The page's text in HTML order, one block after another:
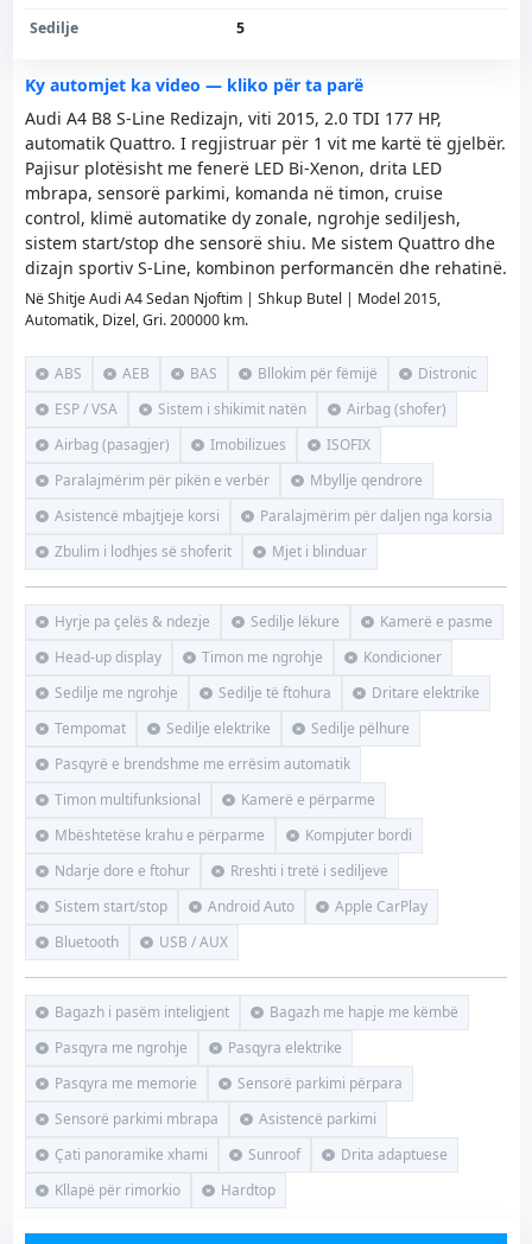
Ky automjet ka video — kliko për ta parë
Audi A4 B8 S-Line Redizajn, viti 2015, 2.0 TDI 177 HP,
automatik Quattro. I regjistruar për 1 vit me kartë të gjelbër.
Pajisur plotësisht me fenerë LED Bi-Xenon, drita LED
mbrapa, sensorë parkimi, komanda në timon, cruise
control, klimë automatike dy zonale, ngrohje sediljesh,
sistem start/stop dhe sensorë shiu. Me sistem Quattro dhe
dizajn sportiv S-Line, kombinon performancën dhe rehatinë.
Në Shitje Audi A4 Sedan Njoftim | Shkup Butel | Model 2015,
Automatik, Dizel, Gri. 200000 km.
ABS AEB BAS Bllokim për fëmijë
Distronic
ESP / VSA
Sistem i shikimit natën
Airbag (shofer)
Airbag (pasagjer)
Imobilizues
ISOFIX
Paralajmërim për pikën e verbër
Mbyllje qendrore
Asistencë mbajtjeje korsi
Paralajmërim për daljen nga korsia
Zbulim i lodhjes së shoferit
Mjet i blinduar
Hyrje pa çelës & ndezje Sedilje lëkure
Kamerë e pasme
Head-up display
Timon me ngrohje
Kondicioner
Sedilje me ngrohje
Sedilje të ftohura
Dritare elektrike
Tempomat
Sedilje elektrike
Sedilje pëlhure
Pasqyrë e brendshme me errësim automatik
Timon multifunksional
Kamerë e përparme
Mbështetëse krahu e përparme
Kompjuter bordi
Ndarje dore e ftohur
Rreshti i tretë i sediljeve
Sistem start/stop
Android Auto
Apple CarPlay
Bluetooth
USB / AUX
Bagazh i pasëm inteligjent
Bagazh me hapje me këmbë
Pasqyra me ngrohje
Pasqyra elektrike
Pasqyra me memorie
Sensorë parkimi përpara
Sensorë parkimi mbrapa
Asistencë parkimi
Çati panoramike xhami
Sunroof
Drita adaptuese
Kllapë për rimorkio
Hardtop
Sedilje
5